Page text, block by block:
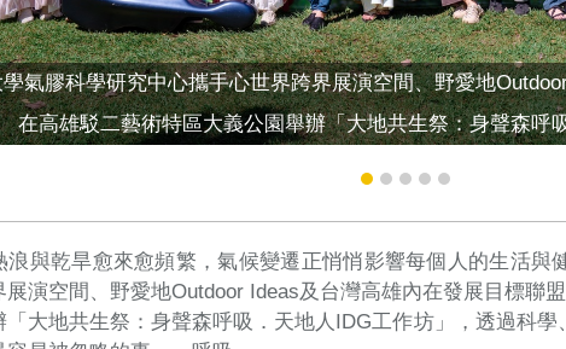
氣膠科學研究中心攜手心世界跨界展演空間、野愛地
在高雄駁二藝術特區大義公園舉辦「大地共生祭：身聲森呼
浪與乾旱愈來愈頻繁，氣候變遷正悄悄影響每個人的生活與
展演空間、野愛地Outdoor Ideas及台灣高雄內在發展目標聯
「大地共生祭：身聲森呼吸．天地人IDG工作坊」，透過科